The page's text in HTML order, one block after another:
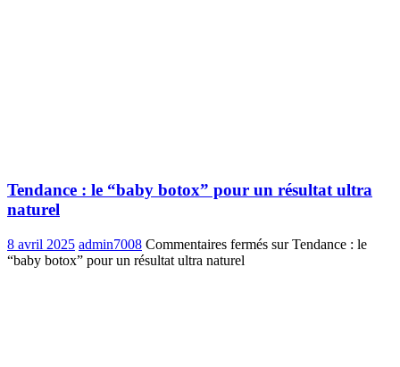
Tendance : le “baby botox” pour un résultat ultra
naturel
8 avril 2025 admin7008 Commentaires fermés sur Tendance : le
“baby botox” pour un résultat ultra naturel